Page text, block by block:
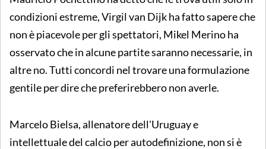
condizioni estreme, Virgil van Dijk ha fatto sapere che
non è piacevole per gli spettatori, Mikel Merino ha
osservato che in alcune partite saranno necessarie, in
altre no. Tutti concordi nel trovare una formulazione
gentile per dire che preferirebbero non averle.
Marcelo Bielsa, allenatore dell'Uruguay e
intellettuale del calcio per autodefinizione, non si è